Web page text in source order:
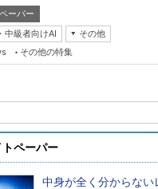
ーパー
中級者向けAI
その他
その他の特集
ペーパー
中身が全く分からない